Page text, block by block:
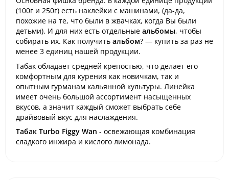
(100г и 250г) есть наклейки с машинами, (да-да,
похожие на те, что были в жвачках, когда Вы были
детьми). И для них есть отдельные альбомы, чтобы
собирать их. Как получить альбом? — купить за раз не
менее 3 единиц нашей продукции.
Табак обладает средней крепостью, что делает его
комфортным для курения как новичкам, так и
опытным гурманам кальянной культуры. Линейка
имеет очень большой ассортимент насыщенных
вкусов, а значит каждый сможет выбрать себе
драйвовый вкус для наслаждения.
Табак Turbo Figgy Wan - освежающая комбинация
сладкого инжира и кислого лимонада.